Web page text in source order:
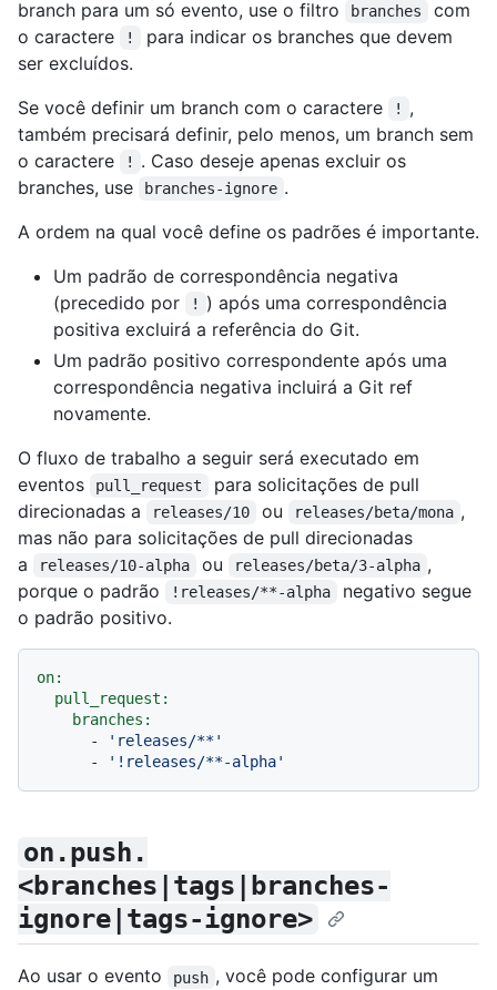
branch para um só evento, use o filtro branches
com
o caractere
!
para indicar os branches que devem
ser excluídos.
Se você definir um branch com o caractere
!
,
também precisará definir, pelo menos, um branch sem
o caractere
!
. Caso deseje apenas excluir os
branches, use
branches-ignore .
A ordem na qual você define os padrões é importante.
Um padrão de correspondência negativa
(precedido por
!
) após uma correspondência
positiva excluirá a referência do Git.
Um padrão positivo correspondente após uma
correspondência negativa incluirá a Git ref
novamente.
O fluxo de trabalho a seguir será executado em
eventos
pull_request
para solicitações de pull
direcionadas a
releases/10 ou releases/beta/mona ,
mas não para solicitações de pull direcionadas
a
releases/10-alpha ou releases/beta/3-alpha ,
porque o padrão
!releases/**-alpha
negativo segue
o padrão positivo.
on:
pull_request:
branches:
-
'releases/**'
-
'!releases/**-alpha'
on.push.
<branches|tags|branches-
ignore|tags-ignore>
Ao usar o evento push , você pode configurar um